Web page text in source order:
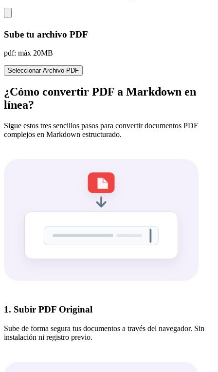
Sube tu archivo PDF
pdf: máx 20MB
Seleccionar Archivo PDF
¿Cómo convertir PDF a Markdown en
línea?
Sigue estos tres sencillos pasos para convertir documentos PDF
complejos en Markdown estructurado.
1. Subir PDF Original
Sube de forma segura tus documentos a través del navegador. Sin
instalación ni registro previo.